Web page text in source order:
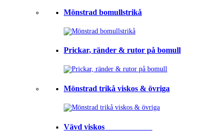
Mönstrad bomullstrikå
Prickar, ränder & rutor på bomull
Mönstrad trikå viskos & övriga
Vävd viskos⠀⠀⠀⠀⠀⠀⠀⠀